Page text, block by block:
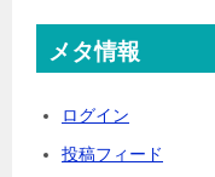
メタ情報
ログイン
投稿フィード